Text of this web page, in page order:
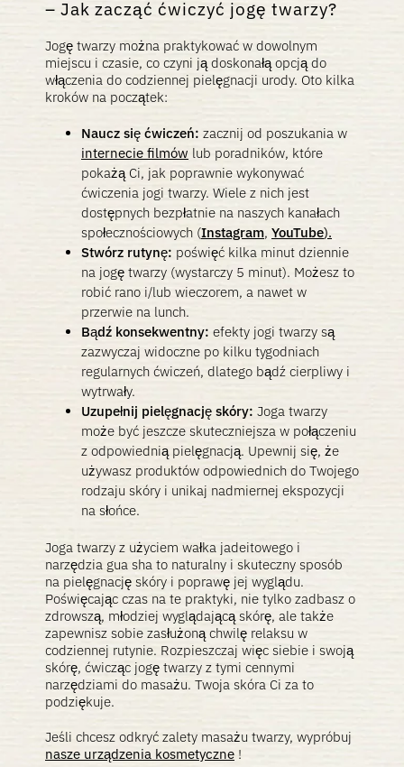
Jak zacząć ćwiczyć jogę twarzy?
Jogę twarzy można praktykować w dowolnym
miejscu i czasie, co czyni ją doskonałą opcją do
włączenia do codziennej pielęgnacji urody. Oto kilka
kroków na początek:
Naucz się ćwiczeń: zacznij od poszukania w
internecie filmów lub poradników, które
pokażą Ci, jak poprawnie wykonywać
ćwiczenia jogi twarzy. Wiele z nich jest
dostępnych bezpłatnie na naszych kanałach
społecznościowych (Instagram, YouTube).
Stwórz rutynę: poświęć kilka minut dziennie
na jogę twarzy (wystarczy 5 minut). Możesz to
robić rano i/lub wieczorem, a nawet w
przerwie na lunch.
Bądź konsekwentny: efekty jogi twarzy są
zazwyczaj widoczne po kilku tygodniach
regularnych ćwiczeń, dlatego bądź cierpliwy i
wytrwały.
Uzupełnij pielęgnację skóry: Joga twarzy
może być jeszcze skuteczniejsza w połączeniu
z odpowiednią pielęgnacją. Upewnij się, że
używasz produktów odpowiednich do Twojego
rodzaju skóry i unikaj nadmiernej ekspozycji
na słońce.
Joga twarzy z użyciem wałka jadeitowego i
narzędzia gua sha to naturalny i skuteczny sposób
na pielęgnację skóry i poprawę jej wyglądu.
Poświęcając czas na te praktyki, nie tylko zadbasz o
zdrowszą, młodziej wyglądającą skórę, ale także
zapewnisz sobie zasłużoną chwilę relaksu w
codziennej rutynie. Rozpieszczaj więc siebie i swoją
skórę, ćwicząc jogę twarzy z tymi cennymi
narzędziami do masażu. Twoja skóra Ci za to
podziękuje.
Jeśli chcesz odkryć zalety masażu twarzy, wypróbuj
nasze urządzenia kosmetyczne !